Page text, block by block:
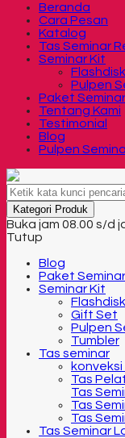
Beranda
Cara Pesan
Katalog
Tas Seminar
Seminar Kit
Pulpen
Paket
Tentang Kami
Testimonial
Blog
Pulpen
Kategori Produk
Buka jam 08.00 s/d
Tutup
Blog
Paket
Seminar Kit
Gift Set
Pulpen
Tumbler
Tas seminar
Tas
Tas
Tas
Tas
Tas Seminar